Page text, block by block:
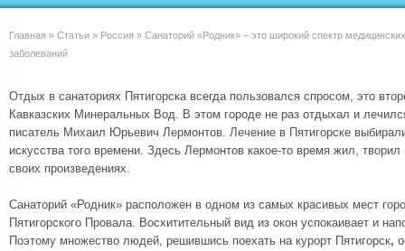
Главная » Статьи » Россия » Санаторий «Родник» – это широкий спектр
заболеваний
Отдых в санаториях Пятигорска всегда пользовался спросом, это
Кавказских Минеральных Вод. В этом городе не раз отдыхал и
писатель Михаил Юрьевич Лермонтов. Лечение в Пятигорске
искусства того времени. Здесь Лермонтов какое-то время жил, творил
своих произведениях.
Санаторий «Родник» расположен в одном из самых красивых мест
Пятигорского Провала. Восхитительный вид из окон успокаивает и
Поэтому множество людей, решившись поехать на курорт Пятигорск,